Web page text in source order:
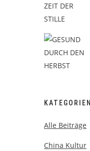
KATEGORIEN
Alle Beiträge
China Kultur